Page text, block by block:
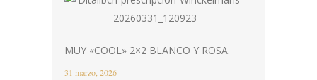
MUY «COOL» 2×2 BLANCO Y ROSA.
31 marzo, 2026